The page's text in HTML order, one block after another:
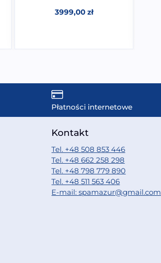
3999,00 zł
Płatności internetowe
Kontakt
Tel. +48 508 853 446
Tel. +48 662 258 298
Tel. +48 798 779 890
Tel. +48 511 563 406
E-mail: spamazur@gmail.com